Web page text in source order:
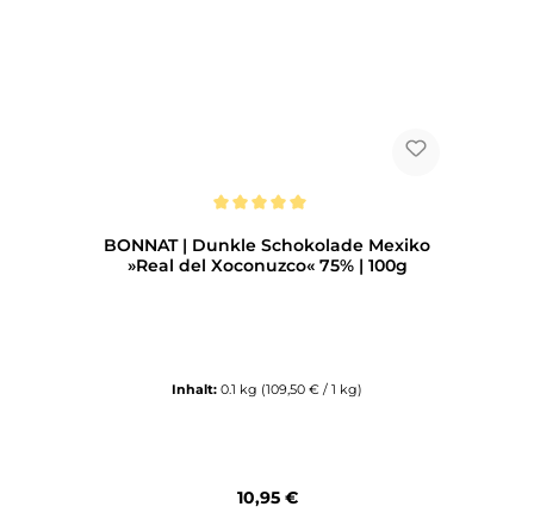
BONNAT | Dunkle Schokolade Mexiko
»Real del Xoconuzco« 75% | 100g
Inhalt: 0.1 kg (109,50 € / 1 kg)
Regulärer Preis:
10,95 €